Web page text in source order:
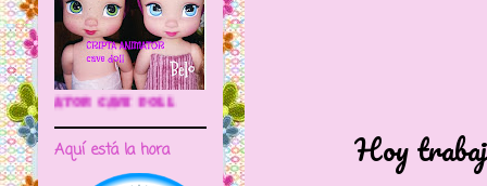
Hoy
🌼CRIPTA ANIMATOR CAVE DOLL
Aquí está la hora